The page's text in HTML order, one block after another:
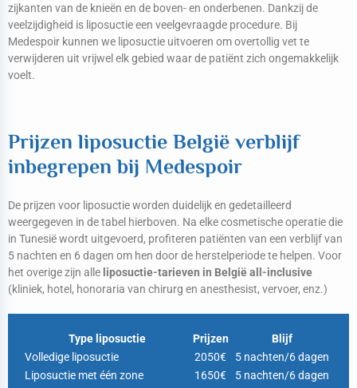
zijkanten van de knieën en de boven- en onderbenen. Dankzij de
veelzijdigheid is liposuctie een veelgevraagde procedure. Bij
Medespoir kunnen we liposuctie uitvoeren om overtollig vet te
verwijderen uit vrijwel elk gebied waar de patiënt zich ongemakkelijk
voelt.
Prijzen liposuctie België verblijf
inbegrepen bij Medespoir
De prijzen voor liposuctie worden duidelijk en gedetailleerd
weergegeven in de tabel hierboven. Na elke cosmetische operatie die
in Tunesië wordt uitgevoerd, profiteren patiënten van een verblijf van
5 nachten en 6 dagen om hen door de herstelperiode te helpen. Voor
het overige zijn alle liposuctie-tarieven in België all-inclusive
(kliniek, hotel, honoraria van chirurg en anesthesist, vervoer, enz.)
Type liposuctie Prijzen
Blijf
Volledige liposuctie
2050€
5 nachten/6 dagen
Liposuctie met één zone
1650€
5 nachten/6 dagen